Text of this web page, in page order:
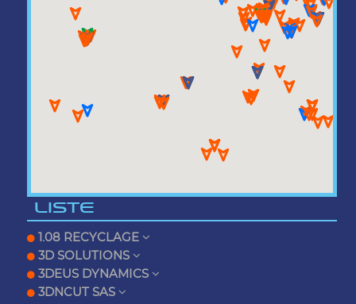
LISTE
1.08 RECYCLAGE
3D SOLUTIONS
3DEUS DYNAMICS
3DNCUT SAS